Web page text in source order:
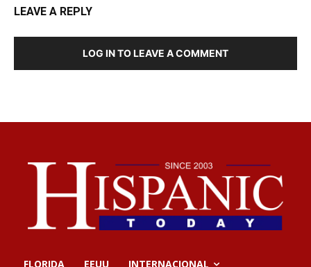
LEAVE A REPLY
LOG IN TO LEAVE A COMMENT
FLORIDA EEUU INTERNACIONAL